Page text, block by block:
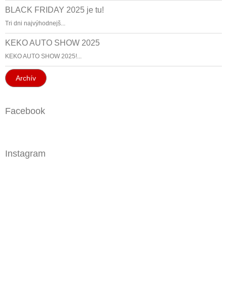
BLACK FRIDAY 2025 je tu!
Tri dni najvýhodnejš...
KEKO AUTO SHOW 2025
KEKO AUTO SHOW 2025!...
Archív
Facebook
Instagram